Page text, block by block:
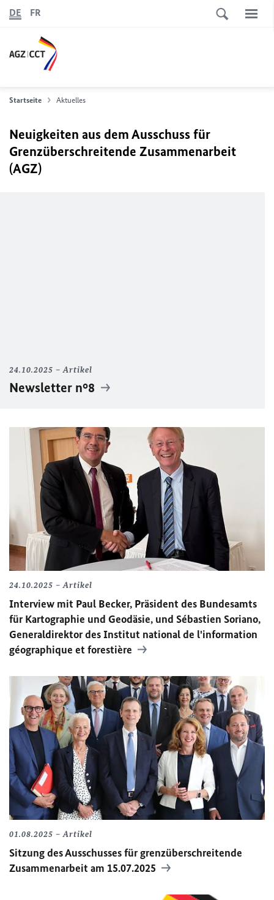
DE FR
Startseite Aktuelles
Neuigkeiten aus dem Ausschuss für
Grenzüberschreitende Zusammenarbeit
(AGZ)
24.10.2025 Artikel
Newsletter n°8
24.10.2025 Artikel
Interview mit Paul Becker, Präsident des Bundesamts
für Kartographie und Geodäsie, und Sébastien Soriano,
Generaldirektor des Institut national de l'information
géographique et forestière
01.08.2025 Artikel
Sitzung des Ausschusses für grenzüberschreitende
Zusammenarbeit am 15.07.2025